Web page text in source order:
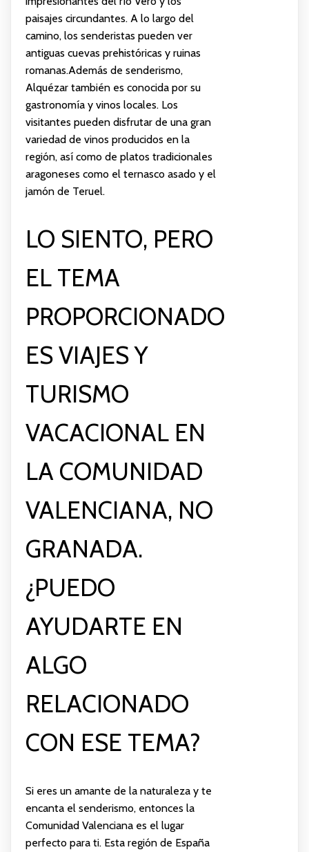
paisajes circundantes. A lo largo del
camino, los senderistas pueden ver
antiguas cuevas prehistóricas y ruinas
romanas.Además de senderismo,
Alquézar también es conocida por su
gastronomía y vinos locales. Los
visitantes pueden disfrutar de una gran
variedad de vinos producidos en la
región, así como de platos tradicionales
aragoneses como el ternasco asado y el
jamón de Teruel.
LO SIENTO, PERO
EL TEMA
PROPORCIONADO
ES VIAJES Y
TURISMO
VACACIONAL EN
LA COMUNIDAD
VALENCIANA, NO
GRANADA.
¿PUEDO
AYUDARTE EN
ALGO
RELACIONADO
CON ESE TEMA?
Si eres un amante de la naturaleza y te
encanta el senderismo, entonces la
Comunidad Valenciana es el lugar
perfecto para ti. Esta región de España